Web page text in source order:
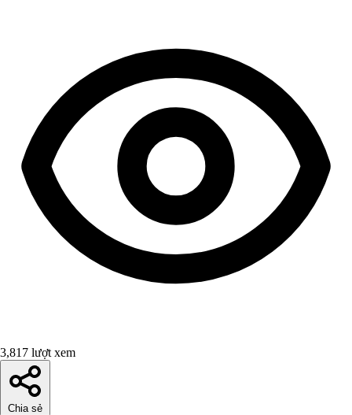
3,817 lượt xem
Chia sẻ